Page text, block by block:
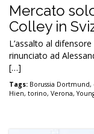
Mercato
Colley in
L’assalto al
rinunciato ad
[…]
Tags: Borussia Dortmund,
Hien, torino, Verona,